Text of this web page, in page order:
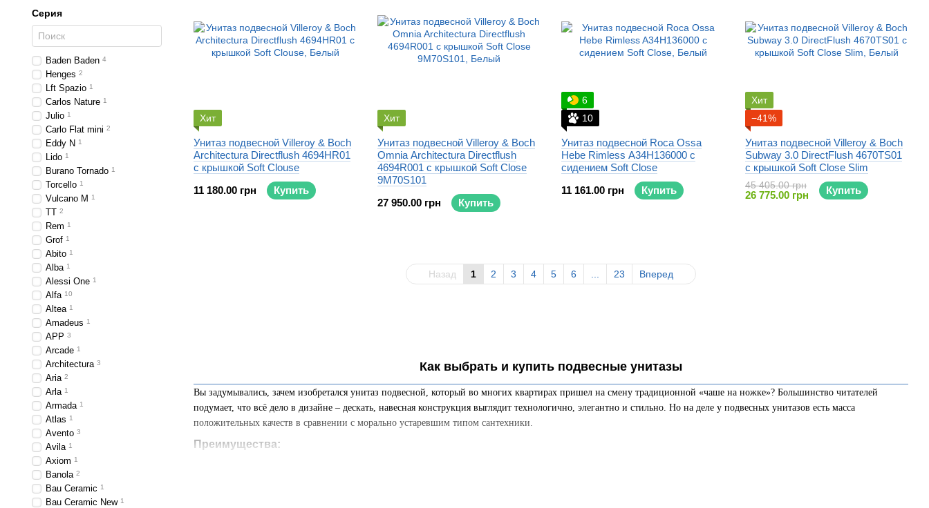
Как выбрать и купить подвесные унитазы
Вы задумывались, зачем изобретался унитаз подвесной, который во многих квартирах пришел на смену традиционной «чаше на ножке»? Большинство читателей
подумает, что всё дело в дизайне – дескать, навесная конструкция выглядит технологично, элегантно и стильно. Но на деле у подвесных унитазов есть масса
положительных качеств в сравнении с морально устаревшим типом сантехники.
Преимущества:
Хит
Унитаз подвесной Villeroy & Boch
Architectura Directflush 4694HR01
с крышкой Soft Clouse
11 180.00 грн
Купить
Хит
Унитаз подвесной Villeroy & Boch
Omnia Architectura Directflush
4694R001 с крышкой Soft Close
9M70S101
27 950.00 грн
Купить
6
10
Унитаз подвесной Roca Ossa
Hebe Rimless A34H136000 с
сидением Soft Close
11 161.00 грн
Купить
Хит
−41%
Унитаз подвесной Villeroy & Boch
Subway 3.0 DirectFlush 4670TS01
c крышкой Soft Close Slim
45 405.00 грн
26 775.00 грн Купить
Назад 1 2 3 4 5 6 23 Вперед
Серия
Baden Baden 4
Henges 2
Lft Spazio 1
Carlos Nature 1
Julio 1
Carlo Flat mini 2
Eddy N 1
Lido 1
Burano Tornado 1
Torcello 1
Vulcano M 1
TT 2
Rem 1
Grof 1
Abito 1
Alba 1
Alessi One 1
Alfa 10
Altea 1
Amadeus 1
APP 3
Arcade 1
Architectura 3
Aria 2
Arla 1
Armada 1
Atlas 1
Avento 3
Avila 1
Axiom 1
Banola 2
Bau Ceramic 1
Bau Ceramic New 1